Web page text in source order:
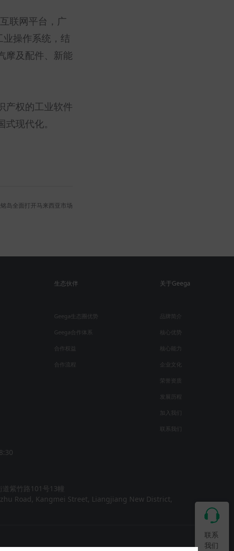
联网平台，广
业操作系统，结
摩及配件、新能
产权的工业软件
现代化。
岛全面打开马来西亚市场
生态伙伴
Geega生态圈优势
Geega合作体系
合作权益
合作流程
关于Geega
品牌简介
核心优势
核心能力
企业文化
荣誉资质
发展历程
加入我们
联系我们
紫竹路101号13幢
Road, Kangmei Street, Liangjiang New District,
联系
我们